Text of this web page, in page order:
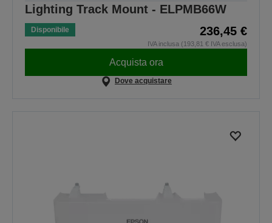
Lighting Track Mount - ELPMB66W
Disponibile 236,45 €
IVA inclusa (193,81 € IVA esclusa)
Acquista ora
Dove acquistare